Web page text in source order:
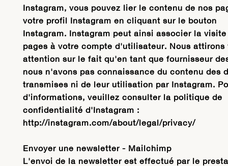
Instagram, vous pouvez lier le contenu de nos
votre profil Instagram en cliquant sur le bouton
Instagram. Instagram peut ainsi associer la visite
pages à votre compte d'utilisateur. Nous attirons
attention sur le fait qu'en tant que fournisseur
nous n'avons pas connaissance du contenu des
transmises ni de leur utilisation par Instagram.
d'informations, veuillez consulter la politique de
confidentialité d'Instagram :
http://instagram.com/about/legal/privacy/
Envoyer une newsletter - Mailchimp
L'envoi de la newsletter est effectué par le